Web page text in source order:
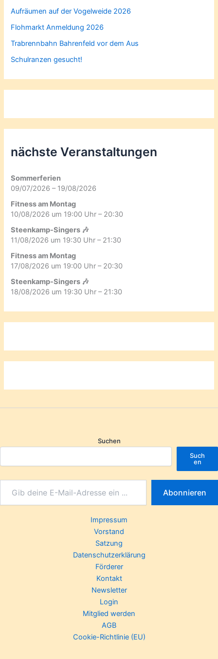
Aufräumen auf der Vogelweide 2026
Flohmarkt Anmeldung 2026
Trabrennbahn Bahrenfeld vor dem Aus
Schulranzen gesucht!
nächste Veranstaltungen
Sommerferien
09/07/2026 – 19/08/2026
Fitness am Montag
10/08/2026 um 19:00 Uhr – 20:30
Steenkamp-Singers 🎶
11/08/2026 um 19:30 Uhr – 21:30
Fitness am Montag
17/08/2026 um 19:00 Uhr – 20:30
Steenkamp-Singers 🎶
18/08/2026 um 19:30 Uhr – 21:30
Suchen
Such
en
Abonnieren
Impressum
Vorstand
Satzung
Datenschutzerklärung
Förderer
Kontakt
Newsletter
Login
Mitglied werden
AGB
Cookie-Richtlinie (EU)